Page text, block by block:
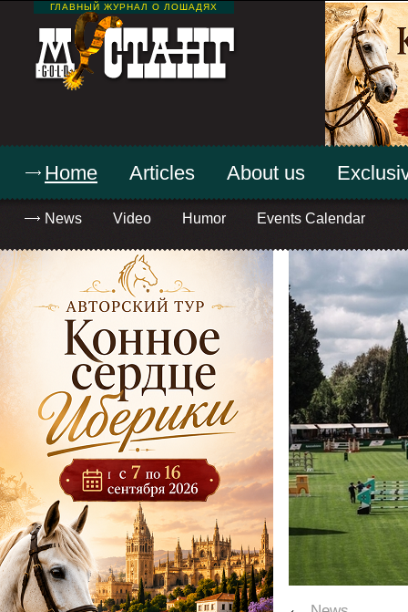
ГЛАВНЫЙ ЖУРНАЛ О ЛОШАДЯХ
Home
News Video Humor Events Calendar
Articles About us